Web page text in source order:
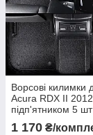
Ворсові килимки
Acura RDX ІІ
підп'ятником 5 шт
1 170 ₴/